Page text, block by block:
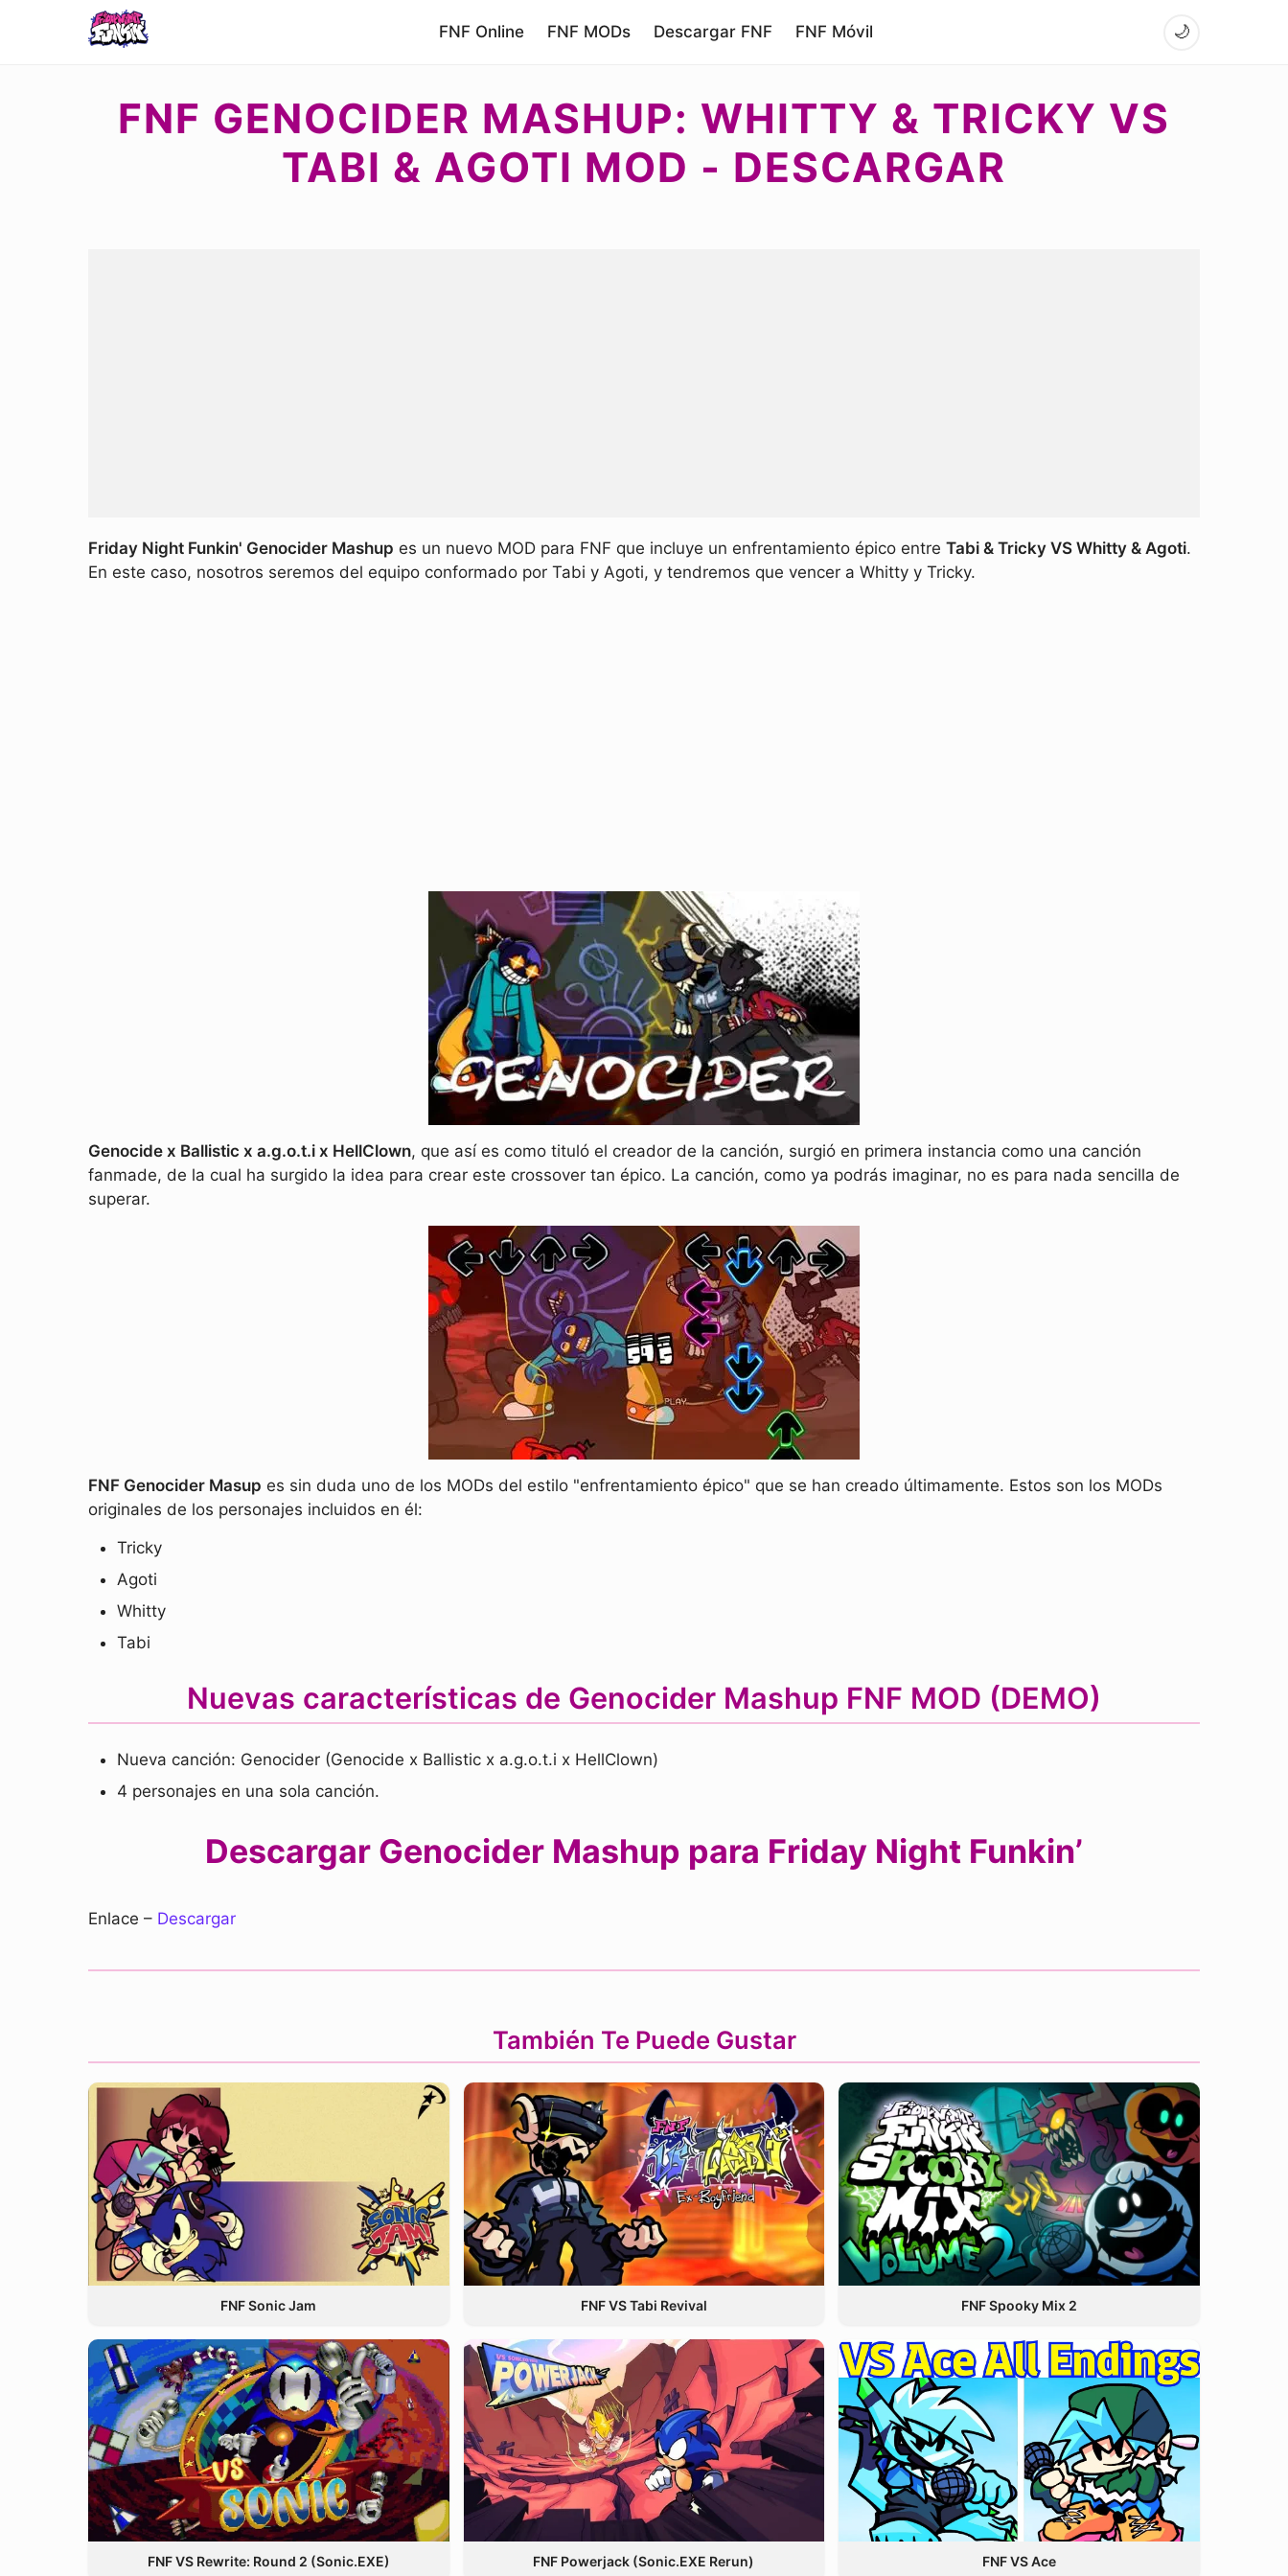
FNF Online FNF MODs Descargar FNF FNF Móvil 🌙
FNF GENOCIDER MASHUP: WHITTY & TRICKY VS
TABI & AGOTI MOD - DESCARGAR
Friday Night Funkin' Genocider Mashup es un nuevo MOD para FNF que incluye un enfrentamiento épico entre Tabi & Tricky VS Whitty & Agoti.
En este caso, nosotros seremos del equipo conformado por Tabi y Agoti, y tendremos que vencer a Whitty y Tricky.
Genocide x Ballistic x a.g.o.t.i x HellClown, que así es como tituló el creador de la canción, surgió en primera instancia como una canción
fanmade, de la cual ha surgido la idea para crear este crossover tan épico. La canción, como ya podrás imaginar, no es para nada sencilla de
superar.
FNF Genocider Masup es sin duda uno de los MODs del estilo "enfrentamiento épico" que se han creado últimamente. Estos son los MODs
originales de los personajes incluidos en él:
Tricky
Agoti
Whitty
Tabi
Nuevas características de Genocider Mashup FNF MOD (DEMO)
Nueva canción: Genocider (Genocide x Ballistic x a.g.o.t.i x HellClown)
4 personajes en una sola canción.
Descargar Genocider Mashup para Friday Night Funkin’
Enlace – Descargar
También Te Puede Gustar
FNF Sonic Jam FNF VS Tabi Revival FNF Spooky Mix 2
FNF VS Rewrite: Round 2 (Sonic.EXE) FNF Powerjack (Sonic.EXE Rerun) FNF VS Ace